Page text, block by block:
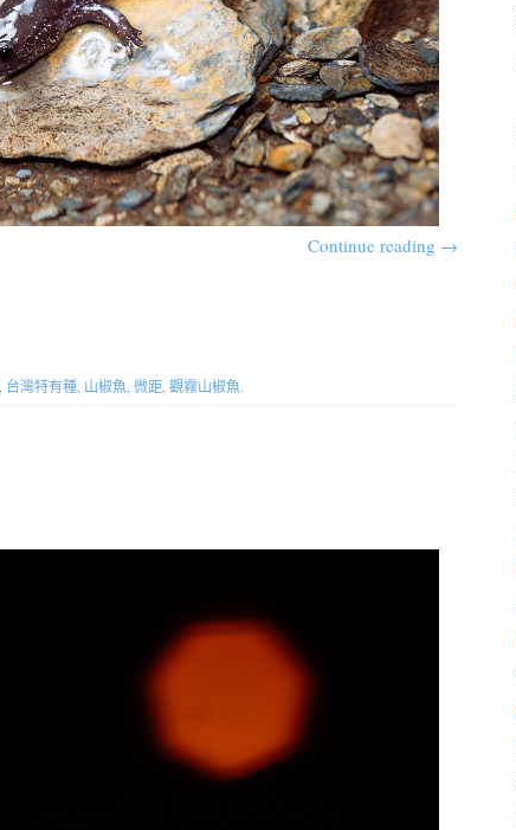
Continue reading →
台灣特有種 山椒魚 微距 觀霧山椒魚.